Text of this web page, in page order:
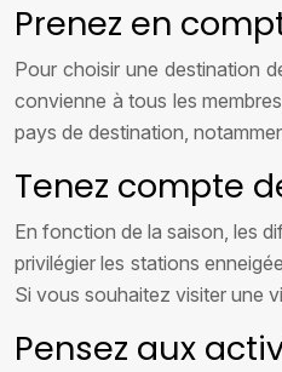
Prenez en
Pour choisir une destination
convienne à tous les
pays de destination,
Tenez compte
En fonction de la saison, les
privilégier les stations
Si vous souhaitez visiter une
Pensez aux